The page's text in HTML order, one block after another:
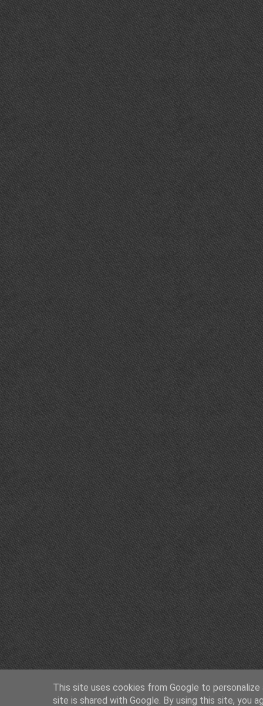
This site uses cookies from Google to
site is shared with Google. By using this site, you